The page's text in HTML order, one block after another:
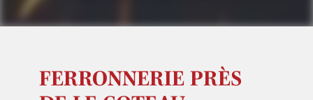
FERRONNERIE PRÈS